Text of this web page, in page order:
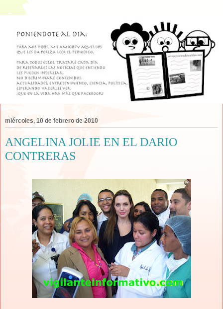
miércoles, 10 de febrero de 2010
ANGELINA JOLIE EN EL DARIO
CONTRERAS